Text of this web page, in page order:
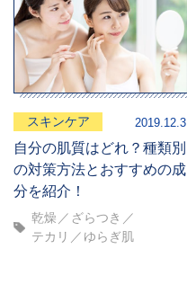
スキンケア 2019.12.3
自分の肌質はどれ？種類別
の対策方法とおすすめの成
分を紹介！
乾燥
ざらつき
テカリ
ゆらぎ肌